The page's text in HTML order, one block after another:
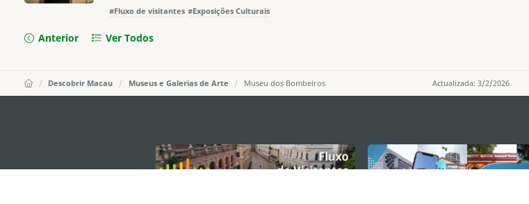
#Fluxo de visitantes #Exposições Culturais
Anterior Ver Todos
Actualizada: 3/2/2026
Descobrir Macau Museus e Galerias de Arte Museu dos Bombeiros